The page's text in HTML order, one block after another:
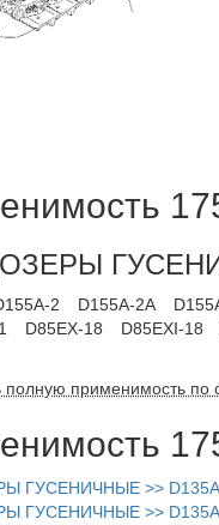
2 D155A-2A
D85EX-18 D85EXI-18
полную применимость по
ГУСЕНИЧНЫЕ >>
ГУСЕНИЧНЫЕ >>